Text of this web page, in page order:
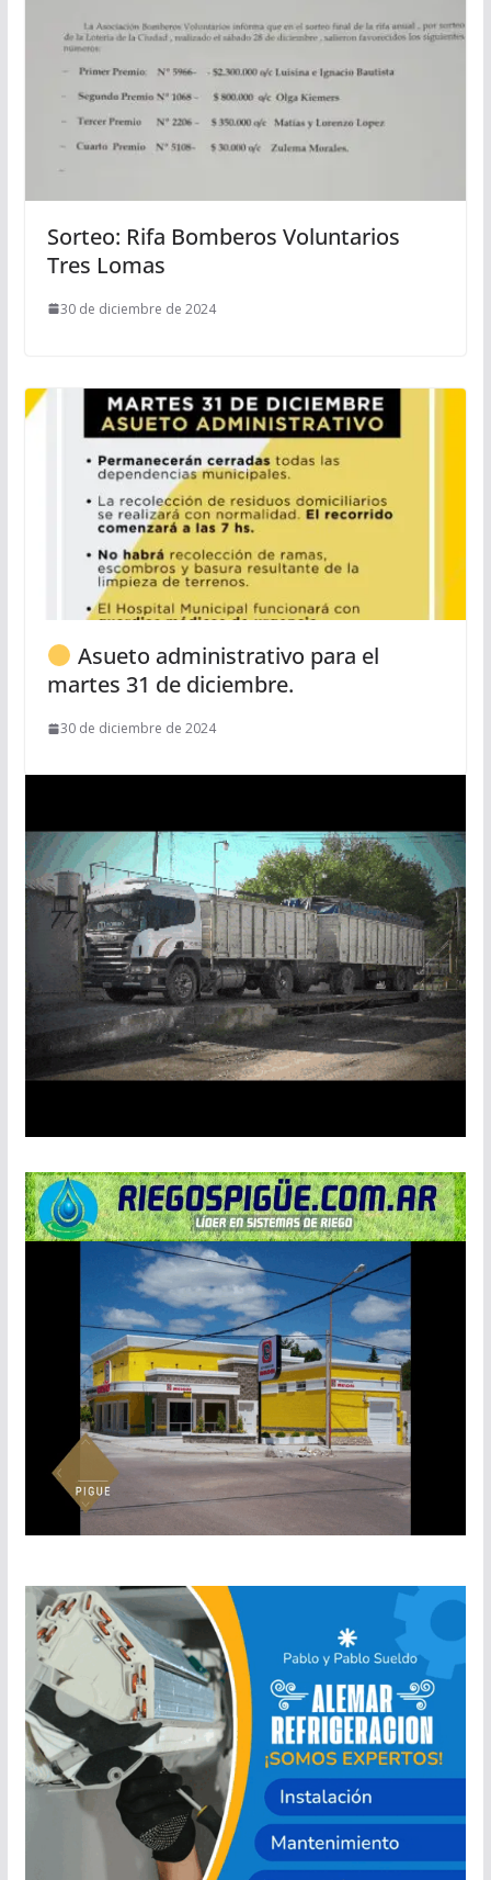
Sorteo: Rifa Bomberos Voluntarios
Tres Lomas
30 de diciembre de 2024
Asueto administrativo para el
martes 31 de diciembre.
30 de diciembre de 2024